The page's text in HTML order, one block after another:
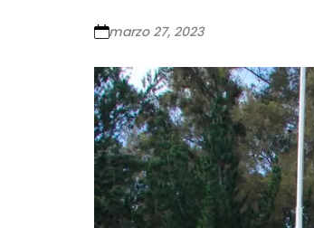
marzo 27, 2023